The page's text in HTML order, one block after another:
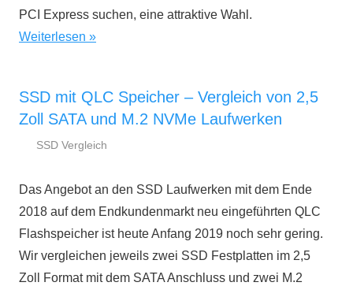
PCI Express suchen, eine attraktive Wahl.
Weiterlesen
SSD mit QLC Speicher – Vergleich von 2,5
Zoll SATA und M.2 NVMe Laufwerken
Januar
ratgeber.de
SSD Vergleich
Das Angebot an den SSD Laufwerken mit dem Ende
2018 auf dem Endkundenmarkt neu eingeführten QLC
Flashspeicher ist heute Anfang 2019 noch sehr gering.
Wir vergleichen jeweils zwei SSD Festplatten im 2,5
Zoll Format mit dem SATA Anschluss und zwei M.2